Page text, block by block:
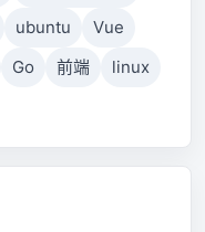
ubuntu
Vue
Go 前端
linux